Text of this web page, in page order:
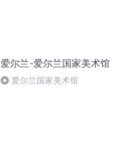
爱尔兰-爱尔兰国家美术馆
爱尔兰国家美术馆